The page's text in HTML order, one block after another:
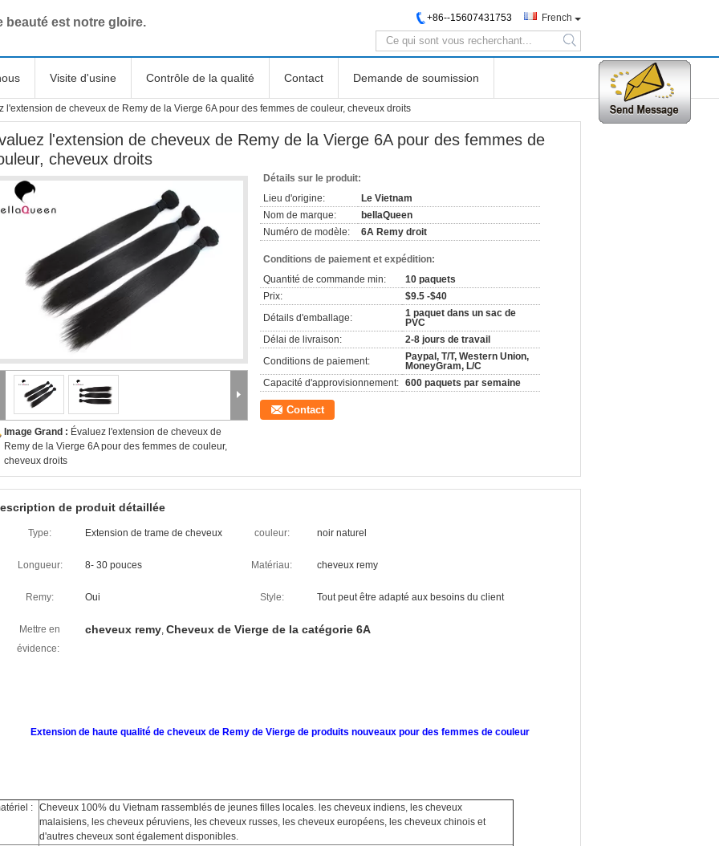
beauté est notre gloire. French
+86--15607431753
search
Visite d'usine Contrôle de la qualité Contact Demande de soumission
l'extension de cheveux de Remy de la Vierge 6A pour des femmes de couleur, cheveux droits
l'extension de cheveux de Remy de la Vierge 6A pour des femmes de
cheveux droits
Image Grand : Évaluez l'extension de cheveux de
Remy de la Vierge 6A pour des femmes de couleur,
cheveux droits
Détails sur le produit:
Lieu d'origine:
Le Vietnam
Nom de marque:
bellaQueen
Numéro de modèle:
6A Remy droit
Conditions de paiement et expédition:
Quantité de commande min:
10 paquets
Prix:
$9.5 -$40
Détails d'emballage:
1 paquet dans un sac de
PVC
Délai de livraison:
2-8 jours de travail
Conditions de paiement:
Paypal, T/T, Western Union,
MoneyGram, L/C
Capacité d'approvisionnement: 600 paquets par semaine
Contact
de produit détaillée
Type: Extension de trame de cheveux couleur: noir naturel
Longueur: 8- 30 pouces Matériau: cheveux remy
Remy: Oui Style: Tout peut être adapté aux besoins du client
Mettre en
évidence:
cheveux remy, Cheveux de Vierge de la catégorie 6A
Extension de haute qualité de cheveux de Remy de Vierge de produits nouveaux pour des femmes de couleur
: Cheveux 100% du Vietnam rassemblés de jeunes filles locales. les cheveux indiens, les cheveux
malaisiens, les cheveux péruviens, les cheveux russes, les cheveux européens, les cheveux chinois et
d'autres cheveux sont également disponibles.